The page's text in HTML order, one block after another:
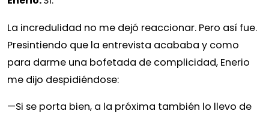
La incredulidad no me dejó reaccionar. Pero así fue.
Presintiendo que la entrevista acababa y como
para darme una bofetada de complicidad, Enerio
me dijo despidiéndose:
—Si se porta bien, a la próxima también lo llevo de